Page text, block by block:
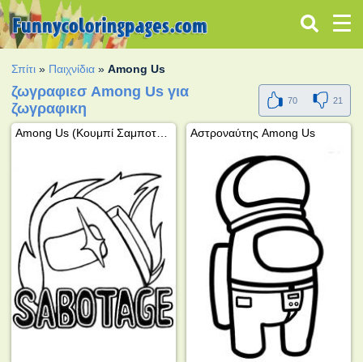
Σπίτι » Παιχνίδια »Among Us
ζωγραφιεσ Among Us για
ζωγραφικη
70 21
Αστροναύτης Among Us